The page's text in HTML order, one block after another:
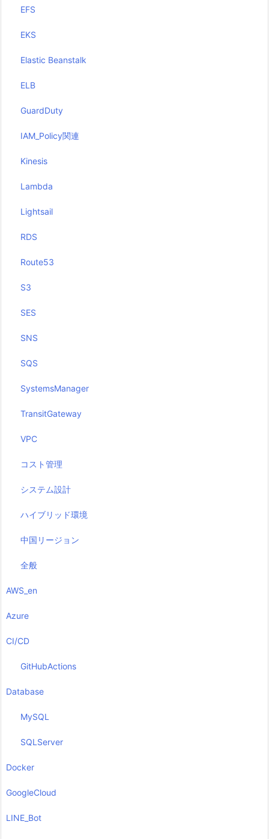
EFS
EKS
Elastic Beanstalk
ELB
GuardDuty
IAM_Policy関連
Kinesis
Lambda
Lightsail
RDS
Route53
S3
SES
SNS
SQS
SystemsManager
TransitGateway
VPC
コスト管理
システム設計
ハイブリッド環境
中国リージョン
全般
AWS_en
Azure
CI/CD
GitHubActions
Database
MySQL
SQLServer
Docker
GoogleCloud
LINE_Bot